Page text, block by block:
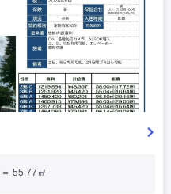
＝ 55.77㎡